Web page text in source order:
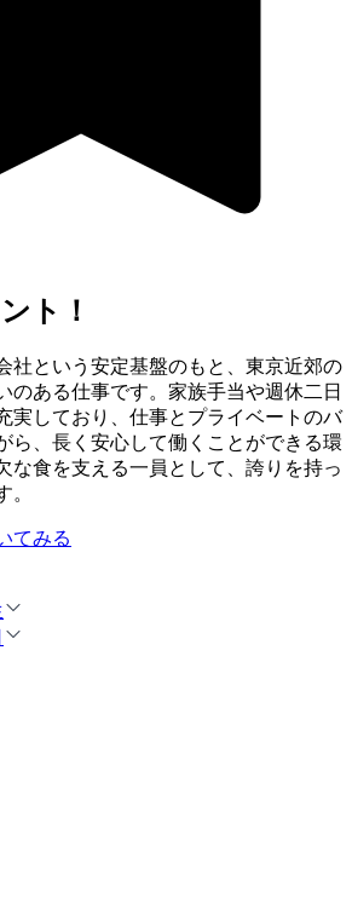
ト！
社という安定基盤のもと、東京近郊の
のある仕事です。家族手当や週休二日
実しており、仕事とプライベートのバ
ら、長く安心して働くことができる環
な食を支える一員として、誇りを持っ
。
てみる